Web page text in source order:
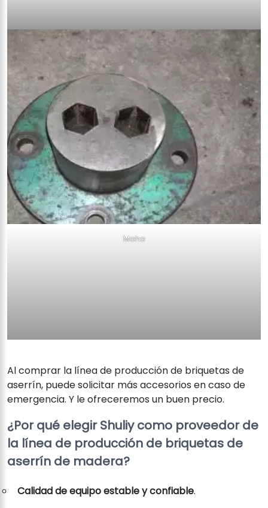
Moho
Al comprar la línea de producción de briquetas de
aserrín, puede solicitar más accesorios en caso de
emergencia. Y le ofreceremos un buen precio.
¿Por qué elegir Shuliy como proveedor de
la línea de producción de briquetas de
aserrín de madera?
Calidad de equipo estable y confiable.